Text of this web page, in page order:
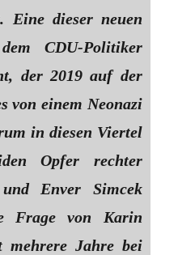
Eine dieser neuen
CDU-Politiker
der 2019 auf der
von einem Neonazi
in diesen Viertel
Opfer rechter
Enver Simcek
Frage von Karin
mehrere Jahre bei